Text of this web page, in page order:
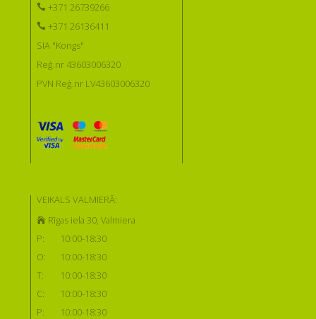
+371 26739266
+371 26136411
SIA "Kongs"
Reģ.nr 43603006320
PVN Reģ.nr LV43603006320
VEIKALS VALMIERĀ:
Rīgas iela 30, Valmiera
P:
10:00-18:30
O:
10:00-18:30
T:
10:00-18:30
C:
10:00-18:30
P:
10:00-18:30